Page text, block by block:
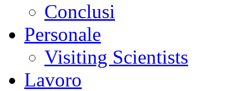
Conclusi
Personale
Visiting Scientists
Lavoro